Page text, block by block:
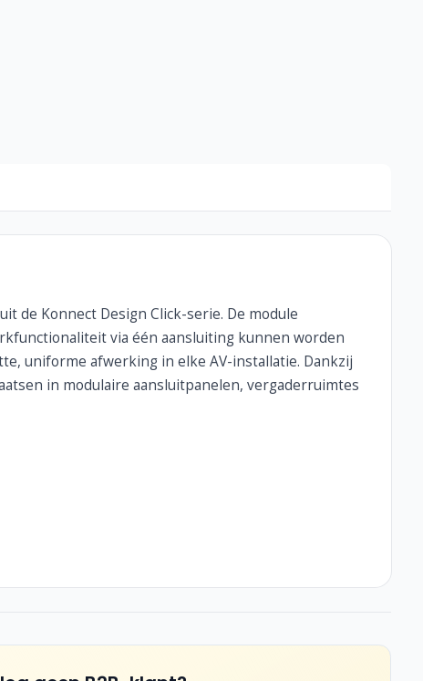
de Konnect Design Click-serie. De module
via één aansluiting kunnen worden
uniforme afwerking in elke AV-installatie. Dankzij
in modulaire aansluitpanelen, vergaderruimtes